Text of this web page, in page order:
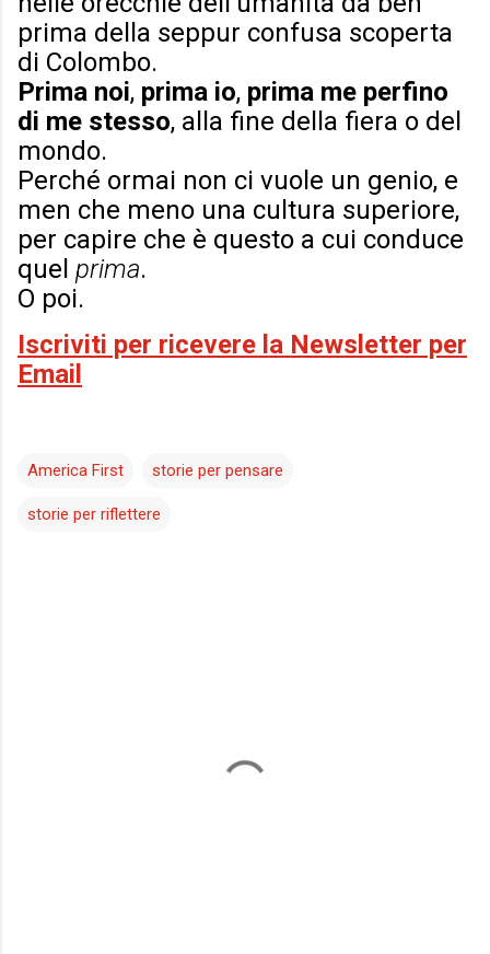
prima della seppur confusa scoperta
di Colombo.
Prima noi, prima io, prima me perfino
di me stesso, alla fine della fiera o del
mondo.
Perché ormai non ci vuole un genio, e
men che meno una cultura superiore,
per capire che è questo a cui conduce
quel prima.
O poi.
Iscriviti per ricevere la Newsletter per
Email
America First storie per pensare
storie per riflettere